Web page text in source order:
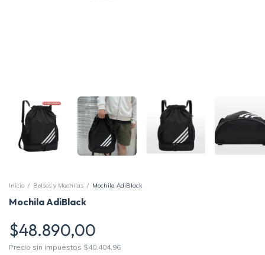
Inicio / Bolsos y Mochilas / Mochila AdiBlack
Mochila AdiBlack
$48.890,00
Precio sin impuestos $40.404,96